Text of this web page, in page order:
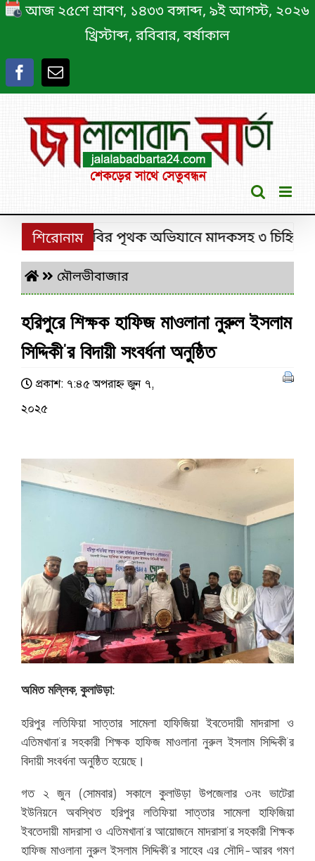
Skip
content
আজ ২৫শে শ্রাবণ, ১৪৩৩ বঙ্গাব্দ, ৯ই আগস্ট, ২০২৬
খ্রিস্টাব্দ, রবিবার, বর্ষাকাল
শিরোনাম
শ্রীমঙ্গলে ডিবির পৃথক অভিযানে মাদকসহ ৩ চিহ্নিত
মৌলভীবাজার
হরিপুরে শিক্ষক হাফিজ মাওলানা নুরুল ইসলাম
সিদ্দিকী’র বিদায়ী সংবর্ধনা অনুষ্ঠিত
প্রকাশ: ৭:৪৫ অপরাহ্ণ জুন ৭,
২০২৫
অমিত মল্লিক, কুলাউড়া:
হরিপুর লতিফিয়া সাত্তার সামেলা হাফিজিয়া ইবতেদায়ী মাদরাসা ও
এতিমখানা’র সহকারী শিক্ষক হাফিজ মাওলানা নুরুল ইসলাম সিদ্দিকী’র
বিদায়ী সংবর্ধনা অনুষ্ঠিত হয়েছে।
গত ২ জুন (সোমবার) সকালে কুলাউড়া উপজেলার ৩নং ভাটেরা
ইউনিয়নে অবস্থিত হরিপুর লতিফিয়া সাত্তার সামেলা হাফিজিয়া
ইবতেদায়ী মাদরাসা ও এতিমখানা’র আয়োজনে মাদরাসা’র সহকারী শিক্ষক
হাফিজ মাওলানা নুরুল ইসলাম সিদ্দিকী’র সাহেব এর সৌদি-আরব গমণ